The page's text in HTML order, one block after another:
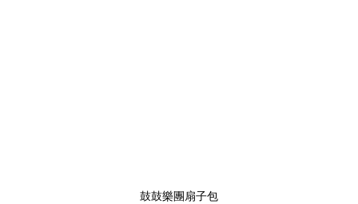
鼓鼓樂團扇子包